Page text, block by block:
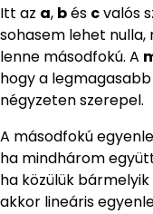
Itt az a, bés cvalós
sohasem lehet
lenne másodfokú. A
hogy a
négyzeten szerepel.
A másodfokú
ha mindhárom
ha közülük bármelyik
akkor lineáris